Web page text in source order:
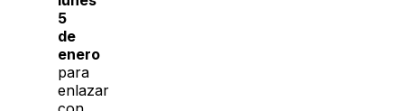
5
de
enero
para
enlazar